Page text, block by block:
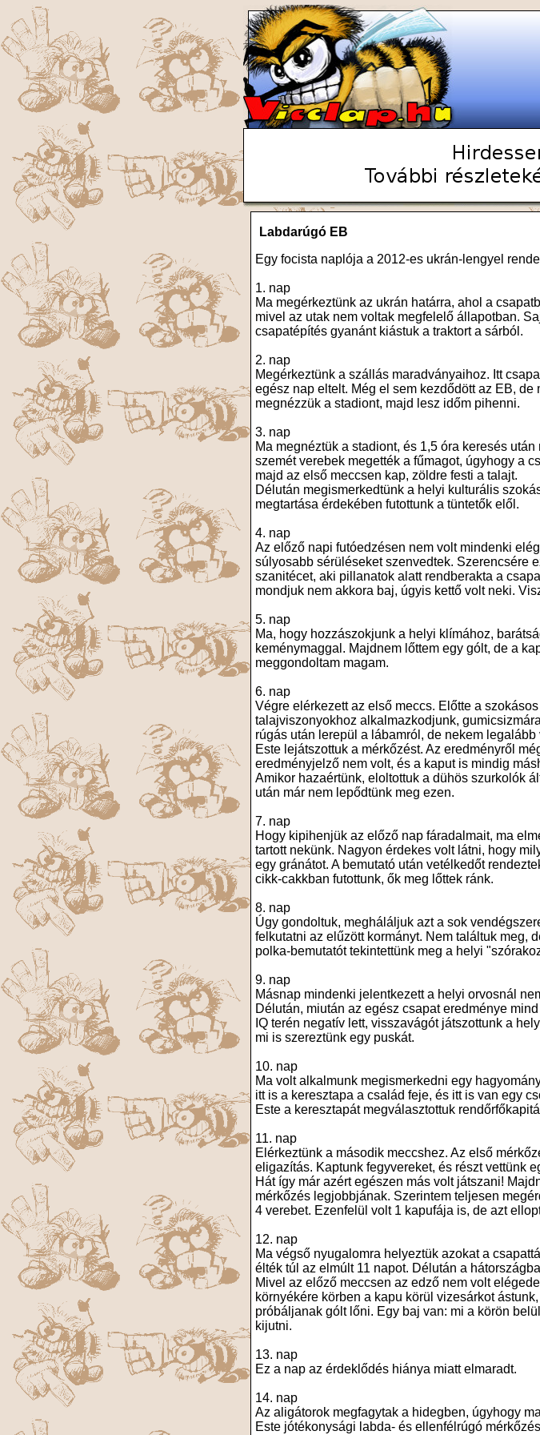
Labdarúgó EB
Egy focista naplója a 2012-es ukrán-lengyel
1. nap
Ma megérkeztünk az ukrán határra, ahol a
mivel az utak nem voltak megfelelő állapotban.
csapatépítés gyanánt kiástuk a traktort a sárból.
2. nap
Megérkeztünk a szállás maradványaihoz. Itt
egész nap eltelt. Még el sem kezdődött az EB,
megnézzük a stadiont, majd lesz időm pihenni.
3. nap
Ma megnéztük a stadiont, és 1,5 óra keresés
szemét verebek megették a fűmagot, úgyhogy a
majd az első meccsen kap, zöldre festi a talajt.
Délután megismerkedtünk a helyi kulturális
megtartása érdekében futottunk a tüntetők elől.
4. nap
Az előző napi futóedzésen nem volt mindenki
súlyosabb sérüléseket szenvedtek. Szerencsére
szanitécet, aki pillanatok alatt rendberakta a
mondjuk nem akkora baj, úgyis kettő volt neki.
5. nap
Ma, hogy hozzászokjunk a helyi klímához,
keménymaggal. Majdnem lőttem egy gólt, de a
meggondoltam magam.
6. nap
Végre elérkezett az első meccs. Előtte a
talajviszonyokhoz alkalmazkodjunk,
rúgás után lerepül a lábamról, de nekem legalább
Este lejátszottuk a mérkőzést. Az eredményről
eredményjelző nem volt, és a kaput is mindig
Amikor hazaértünk, eloltottuk a dühös szurkolók
után már nem lepődtünk meg ezen.
7. nap
Hogy kipihenjük az előző nap fáradalmait, ma
tartott nekünk. Nagyon érdekes volt látni, hogy
egy gránátot. A bemutató után vetélkedőt
cikk-cakkban futottunk, ők meg lőttek ránk.
8. nap
Úgy gondoltuk, megháláljuk azt a sok
felkutatni az elűzött kormányt. Nem találtuk meg,
polka-bemutatót tekintettünk meg a helyi
9. nap
Másnap mindenki jelentkezett a helyi orvosnál
Délután, miután az egész csapat eredménye
IQ terén negatív lett, visszavágót játszottunk a
mi is szereztünk egy puskát.
10. nap
Ma volt alkalmunk megismerkedni egy
itt is a keresztapa a család feje, és itt is van egy
Este a keresztapát megválasztottuk
11. nap
Elérkeztünk a második meccshez. Az első
eligazítás. Kaptunk fegyvereket, és részt vettünk
Hát így már azért egészen más volt játszani!
mérkőzés legjobbjának. Szerintem teljesen
4 verebet. Ezenfelül volt 1 kapufája is, de azt
12. nap
Ma végső nyugalomra helyeztük azokat a
élték túl az elmúlt 11 napot. Délután a
Mivel az előző meccsen az edző nem volt
környékére körben a kapu körül vizesárkot
próbáljanak gólt lőni. Egy baj van: mi a körön
kijutni.
13. nap
Ez a nap az érdeklődés hiánya miatt elmaradt.
14. nap
Az aligátorok megfagytak a hidegben, úgyhogy
Este jótékonysági labda- és ellenfélrúgó